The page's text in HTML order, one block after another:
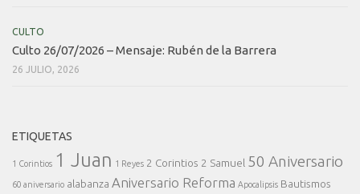
CULTO
Culto 26/07/2026 – Mensaje: Rubén de la Barrera
26 JULIO, 2026
ETIQUETAS
1 Corintios 1 Juan 1 Reyes 2 Corintios 2 Samuel 50 Aniversario
60 aniversario alabanza Aniversario Reforma Apocalipsis Bautismos